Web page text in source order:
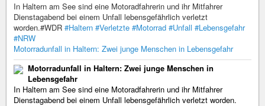
In Haltern am See sind eine Motoradfahrerin und ihr Mitfahrer
Dienstagabend bei einem Unfall lebensgefährlich verletzt
worden.#WDR #Haltern #Verletzte #Motorrad #Unfall #Lebensgefahr
#NRW
Motorradunfall in Haltern: Zwei junge Menschen in Lebensgefahr
Motorradunfall in Haltern: Zwei junge Menschen in
Lebensgefahr
In Haltern am See sind eine Motoradfahrerin und ihr Mitfahrer
Dienstagabend bei einem Unfall lebensgefährlich verletzt worden.